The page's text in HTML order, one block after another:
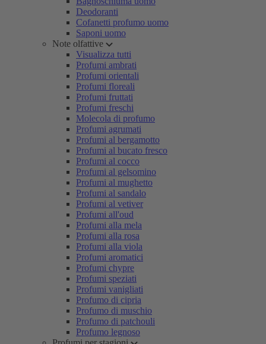
Deodoranti
Cofanetti profumo uomo
Saponi uomo
Note olfattive
Visualizza tutti
Profumi ambrati
Profumi orientali
Profumi floreali
Profumi fruttati
Profumi freschi
Molecola di profumo
Profumi agrumati
Profumi al bergamotto
Profumi al bucato fresco
Profumi al cocco
Profumi al gelsomino
Profumi al mughetto
Profumi al sandalo
Profumi al vetiver
Profumi all'oud
Profumi alla mela
Profumi alla rosa
Profumi alla viola
Profumi aromatici
Profumi chypre
Profumi speziati
Profumi vanigliati
Profumo di cipria
Profumo di muschio
Profumo di patchouli
Profumo legnoso